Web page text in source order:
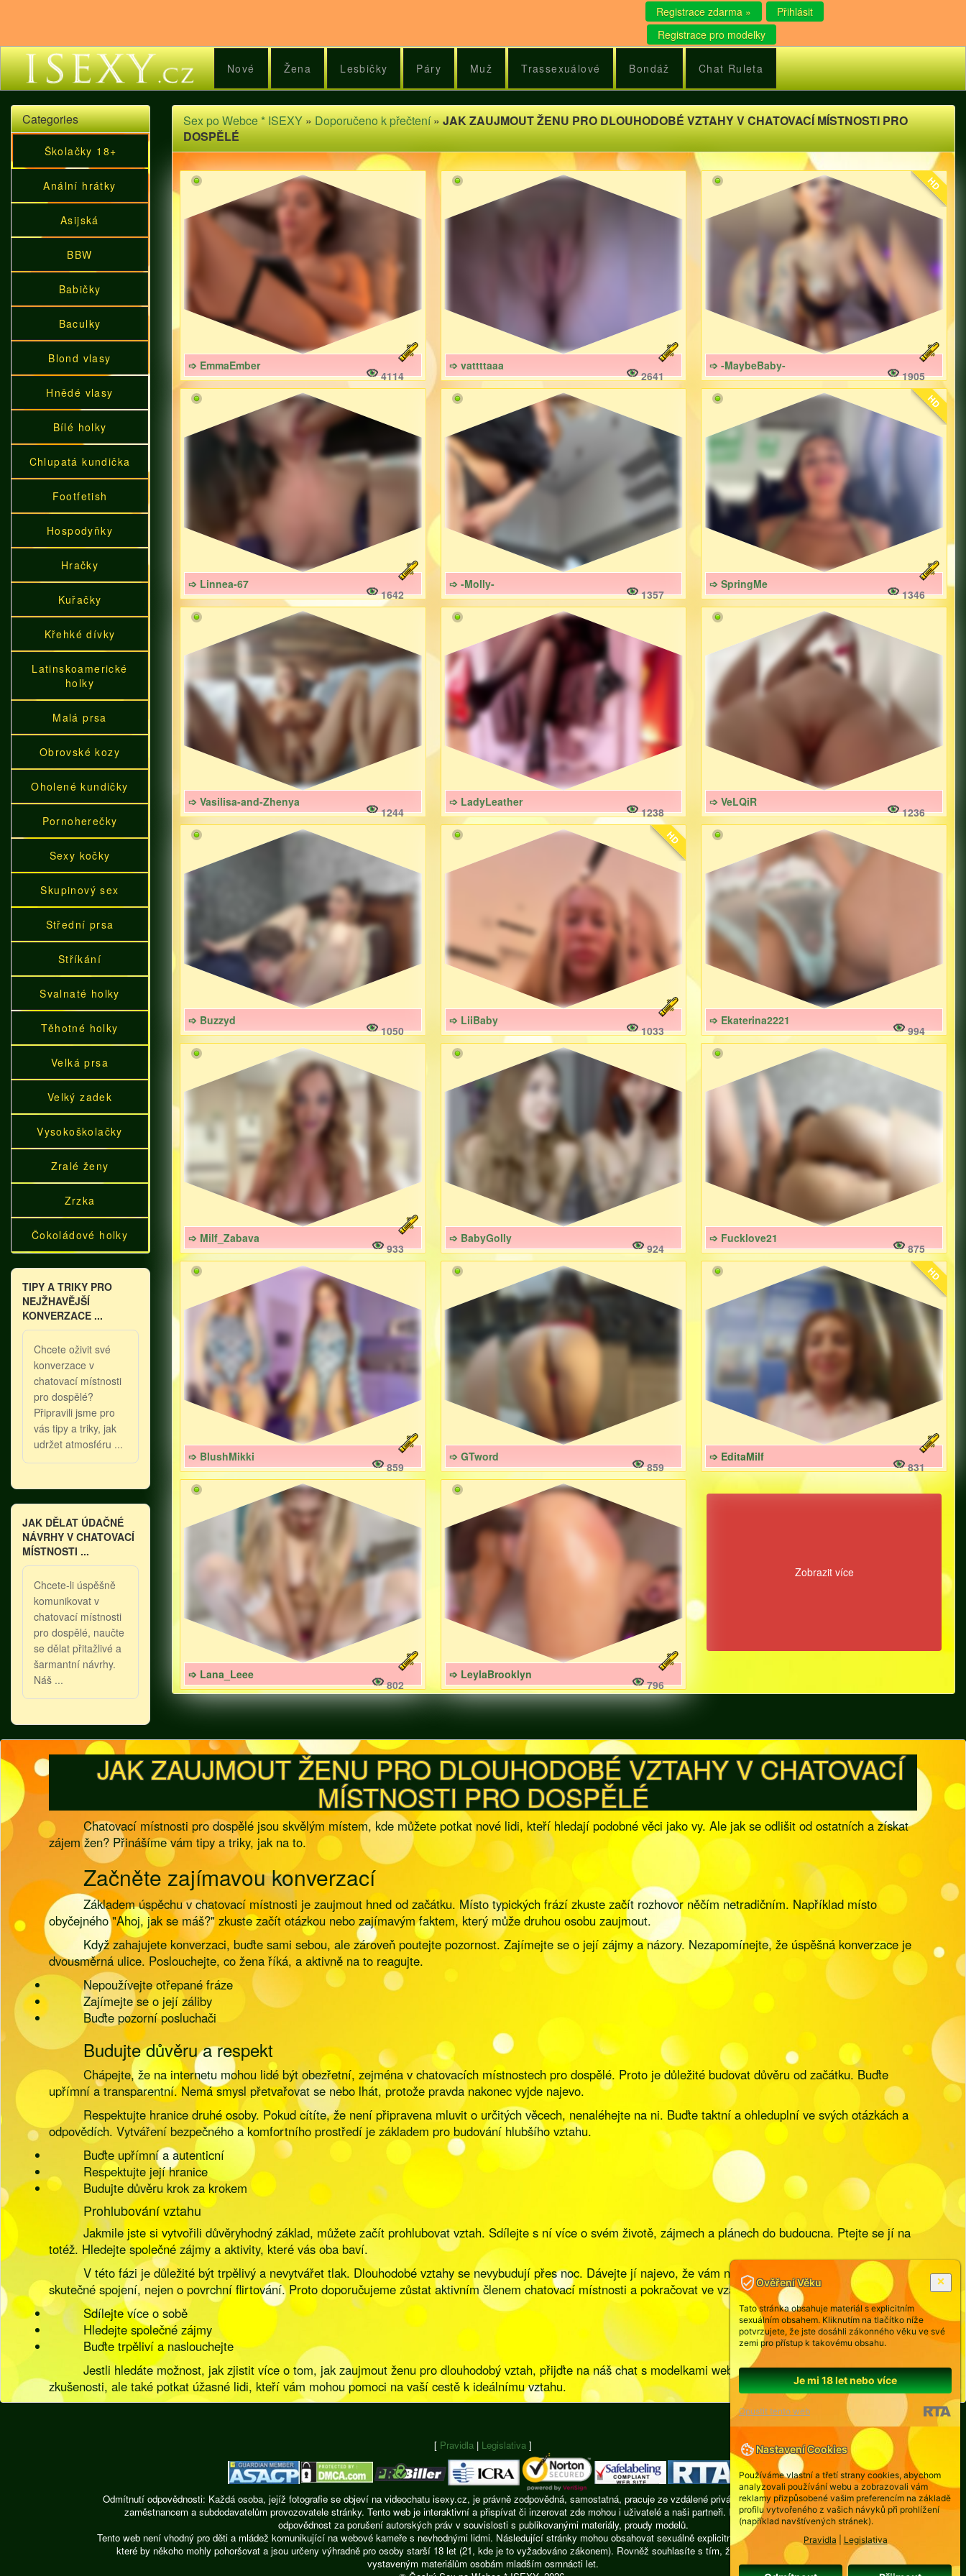
Registrace zdarma »
Přihlásit
Registrace pro modelky
Nové Žena Lesbičky Páry Muž Trassexuálové Bondáž Chat Ruleta
Categories
Školačky 18+
Anální hrátky
Asijská
BBW
Babičky
Baculky
Blond vlasy
Hnědé vlasy
Bílé holky
Chlupatá kundička
Footfetish
Hospodyňky
Hračky
Kuřačky
Křehké dívky
Latinskoamerické
holky
Malá prsa
Obrovské kozy
Oholené kundičky
Pornoherečky
Sexy kočky
Skupinový sex
Střední prsa
Stříkání
Svalnaté holky
Těhotné holky
Velká prsa
Velký zadek
Vysokoškolačky
Zralé ženy
Zrzka
Čokoládové holky
TIPY A TRIKY PRO
NEJŽHAVĚJŠÍ
KONVERZACE ...
Chcete oživit své
konverzace v
chatovací místnosti
pro dospělé?
Připravili jsme pro
vás tipy a triky, jak
udržet atmosféru ...
JAK DĚLAT ÚDAČNÉ
NÁVRHY V CHATOVACÍ
MÍSTNOSTI ...
Chcete-li úspěšně
komunikovat v
chatovací místnosti
pro dospělé, naučte
se dělat přitažlivé a
šarmantní návrhy.
Náš ...
Sex po Webce * ISEXY»Doporučeno k přečtení»JAK ZAUJMOUT ŽENU PRO DLOUHODOBÉ VZTAHY V CHATOVACÍ MÍSTNOSTI PRO
DOSPĚLÉ
➩ EmmaEmber
4114
➩ vattttaaa
2641
HD
➩ -MaybeBaby-
1905
➩ Linnea-67
1642
➩ -Molly-
1357
HD
➩ SpringMe
1346
➩ Vasilisa-and-Zhenya
1244
➩ LadyLeather
1238
➩ VeLQiR
1236
➩ Buzzyd
1050
HD
➩ LiiBaby
1033
➩ Ekaterina2221
994
➩ Milf_Zabava
933
➩ BabyGolly
924
➩ Fucklove21
875
➩ BlushMikki
859
➩ GTword
859
HD
➩ EditaMilf
831
➩ Lana_Leee
802
➩ LeylaBrooklyn
796
Zobrazit více
JAK ZAUJMOUT ŽENU PRO DLOUHODOBÉ VZTAHY V CHATOVACÍ
MÍSTNOSTI PRO DOSPĚLÉ
Chatovací místnosti pro dospělé jsou skvělým místem, kde můžete potkat nové lidi, kteří hledají podobné věci jako vy. Ale jak se odlišit od ostatních a získat
zájem žen? Přinášíme vám tipy a triky, jak na to.
Začněte zajímavou konverzací
Základem úspěchu v chatovací místnosti je zaujmout hned od začátku. Místo typických frází zkuste začít rozhovor něčím netradičním. Například místo
obyčejného "Ahoj, jak se máš?" zkuste začít otázkou nebo zajímavým faktem, který může druhou osobu zaujmout.
Když zahajujete konverzaci, buďte sami sebou, ale zároveň poutejte pozornost. Zajímejte se o její zájmy a názory. Nezapomínejte, že úspěšná konverzace je
dvousměrná ulice. Poslouchejte, co žena říká, a aktivně na to reagujte.
Nepoužívejte otřepané fráze
Zajímejte se o její záliby
Buďte pozorní posluchači
Budujte důvěru a respekt
Chápejte, že na internetu mohou lidé být obezřetní, zejména v chatovacích místnostech pro dospělé. Proto je důležité budovat důvěru od začátku. Buďte
upřímní a transparentní. Nemá smysl přetvařovat se nebo lhát, protože pravda nakonec vyjde najevo.
Respektujte hranice druhé osoby. Pokud cítíte, že není připravena mluvit o určitých věcech, nenaléhejte na ni. Buďte taktní a ohleduplní ve svých otázkách a
odpovědích. Vytváření bezpečného a komfortního prostředí je základem pro budování hlubšího vztahu.
Buďte upřímní a autenticní
Respektujte její hranice
Budujte důvěru krok za krokem
Prohlubování vztahu
Jakmile jste si vytvořili důvěryhodný základ, můžete začít prohlubovat vztah. Sdílejte s ní více o svém životě, zájmech a plánech do budoucna. Ptejte se jí na
totéž. Hledejte společné zájmy a aktivity, které vás oba baví.
V této fázi je důležité být trpělivý a nevytvářet tlak. Dlouhodobé vztahy se nevybudují přes noc. Dávejte jí najevo, že vám na ní záleží a že máte zájem o
skutečné spojení, nejen o povrchní flirtování. Proto doporučujeme zůstat aktivním členem chatovací místnosti a pokračovat ve vzájemném objevování vašich světů.
Sdílejte více o sobě
Hledejte společné zájmy
Buďte trpěliví a naslouchejte
Jestli hledáte možnost, jak zjistit více o tom, jak zaujmout ženu pro dlouhodobý vztah, přijďte na náš chat s modelkami webkamer. Tam můžete nejen získat
zkušenosti, ale také potkat úžasné lidi, kteří vám mohou pomoci na vaší cestě k ideálnímu vztahu.
[ Pravidla | Legislativa ]
Odmítnutí odpovědnosti: Každá osoba, jejíž fotografie se objeví na videochatu isexy.cz, je právně zodpovědná, samostatná, pracuje ze vzdálené privátní místnosti, žádná z nich není
zaměstnancem a subdodavatelům provozovatele stránky. Tento web je interaktivní a přispívat či inzerovat zde mohou i uživatelé a naši partneři. Provozovatel webu nenese
odpovědnost za porušení autorských práv v souvislosti s publikovanými materiály, proudy modelů.
Tento web není vhodný pro děti a mládež komunikující na webové kameře s nevhodnými lidmi. Následující stránky mohou obsahovat sexuálně explicitní obrazové nebo slovní materiály,
které by někoho mohly pohoršovat a jsou určeny výhradně pro osoby starší 18 let (21, kde je to vyžadováno zákonem). Rovněž souhlasíte s tím, že neumožníte přístup ke zde
vystaveným materiálům osobám mladším osmnácti let.
Ověření Věku
Tato stránka obsahuje materiál s explicitním
sexuálním obsahem. Kliknutím na tlačítko níže
potvrzujete, že jste dosáhli zákonného věku ve své
zemi pro přístup k takovému obsahu.
Je mi 18 let nebo více
Opustit tento web
Nastavení Cookies
Používáme vlastní a třetí strany cookies, abychom
analyzovali používání webu a zobrazovali vám
reklamy přizpůsobené vašim preferencím na základě
profilu vytvořeného z vašich návyků při prohlížení
(například navštívených stránek).
Pravidla
Legislativa